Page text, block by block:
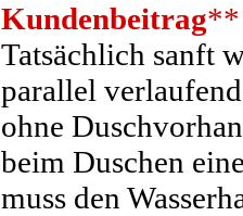
Kundenbeitrag**
Tatsächlich sanft
parallel
ohne
beim Duschen
muss den